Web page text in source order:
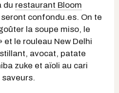
du restaurant Bloom
confondu.es. On te
la soupe miso, le
et le rouleau New Delhi
avocat, patate
zuke et aïoli au cari
saveurs.